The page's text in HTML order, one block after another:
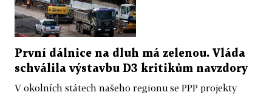
První dálnice na dluh má zelenou. Vláda
schválila výstavbu D3 kritikům navzdory
V okolních státech našeho regionu se PPP projekty